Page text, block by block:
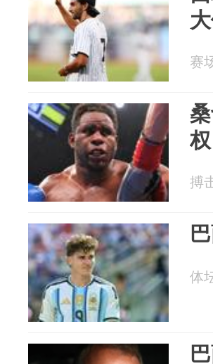
赛
搏
体